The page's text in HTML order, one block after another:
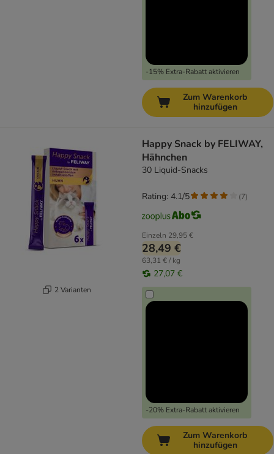
-15% Extra-Rabatt aktivieren
Zum Warenkorb
hinzufügen
2 Varianten
Happy Snack by FELIWAY,
Hähnchen
30 Liquid-Snacks
Einzeln 29,95 €
28,49 €
63,31 € / kg
27,07 €
-20% Extra-Rabatt aktivieren
Rating: 4.1/5 (7)
Zum Warenkorb
hinzufügen